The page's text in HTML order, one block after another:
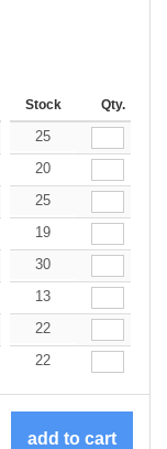
144-287 288 +
Stock Qty.
31.63
25
31.63
20
31.63
25
31.63
19
31.63
30
40.71
13
40.71
22
40.71
22